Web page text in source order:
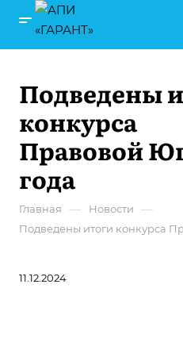
Подведены
конкурса
Правовой
года
Главная — Новости —
Подведены итоги конкурса
11.12.2024